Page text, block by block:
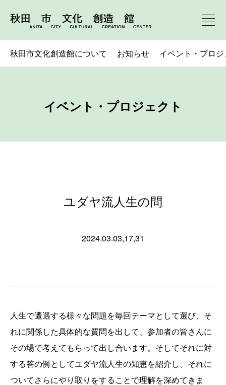
秋田市文化創造館について お知らせ イベント・プロ
イベント・プロジェクト
ユダヤ流人生の問
2024.03.03,17,31
人生で遭遇する様々な問題を毎回テーマとして選び、そ
れに関係した具体的な質問を出して、参加者の皆さんに
その場で考えてもらって出し合います。そしてそれに対
する答の例としてユダヤ流人生の知恵を紹介し、それに
ついてさらにやり取りをすることで理解を深めてきま